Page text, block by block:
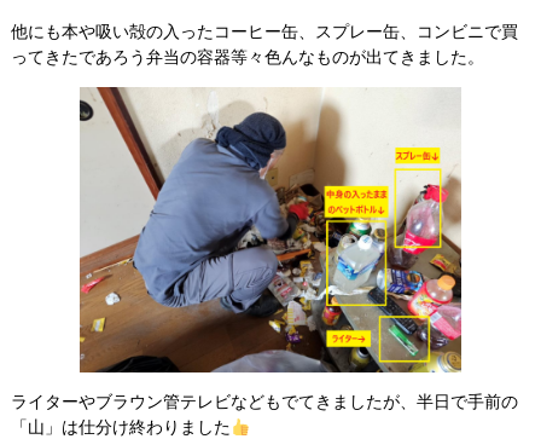
他にも本や吸い殻の入ったコーヒー缶、スプレー缶、コンビニで買
ってきたであろう弁当の容器等々色んなものが出てきました。
ライターやブラウン管テレビなどもでてきましたが、半日で手前の
「山」は仕分け終わりました